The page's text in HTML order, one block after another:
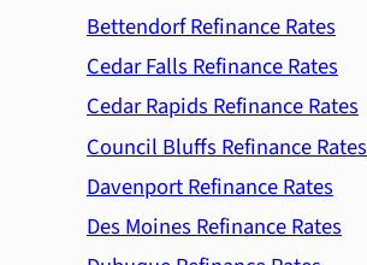
Bettendorf Refinance Rates
Cedar Falls Refinance Rates
Cedar Rapids Refinance Rates
Council Bluffs Refinance Rates
Davenport Refinance Rates
Des Moines Refinance Rates